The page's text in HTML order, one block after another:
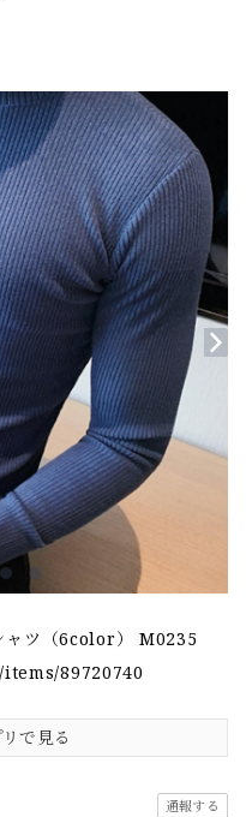
ャツ（6color） M0235
89720740
で見る
通報する